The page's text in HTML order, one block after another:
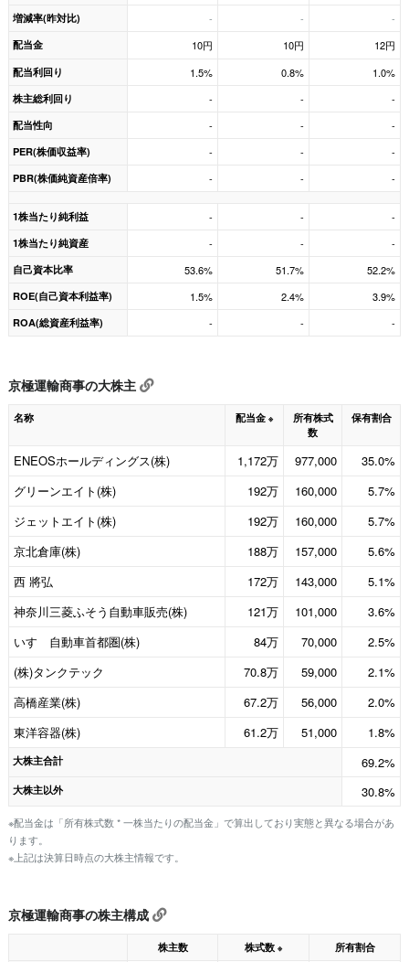
増減率(昨対比) - - -
配当金 10円 10円 12円
配当利回り 1.5% 0.8% 1.0%
株主総利回り - - -
配当性向 - - -
PER(株価収益率) - - -
PBR(株価純資産倍率) - - -
1株当たり純利益 - - -
1株当たり純資産 - - -
自己資本比率 53.6% 51.7% 52.2%
ROE(自己資本利益率) 1.5% 2.4% 3.9%
ROA(総資産利益率) - - -
京極運輸商事の大株主
名称 配当金 ※
所有株式
数
保有割合
ENEOSホールディングス(株) 1,172万 977,000
35.0%
グリーンエイト(株)
192万 160,000
5.7%
ジェットエイト(株)
192万 160,000
5.7%
京北倉庫(株)
188万 157,000
5.6%
西 將弘
172万 143,000
5.1%
神奈川三菱ふそう自動車販売(株)
121万 101,000
3.6%
いすゞ自動車首都圏(株)
84万 70,000
2.5%
(株)タンクテック
70.8万 59,000
2.1%
高橋産業(株)
67.2万 56,000
2.0%
東洋容器(株)
61.2万 51,000 1.8%
大株主合計 69.2%
大株主以外 30.8%
※配当金は「所有株式数 * 一株当たりの配当金」で算出しており実態と異なる場合があ
ります。
※上記は決算日時点の大株主情報です。
京極運輸商事の株主構成
株主数 株式数 ※
所有割合